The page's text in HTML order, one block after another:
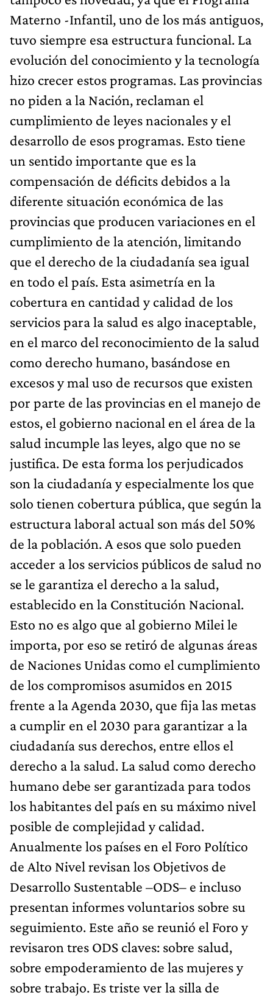
Materno -Infantil, uno de los más antiguos,
tuvo siempre esa estructura funcional. La
evolución del conocimiento y la tecnología
hizo crecer estos programas. Las provincias
no piden a la Nación, reclaman el
cumplimiento de leyes nacionales y el
desarrollo de esos programas. Esto tiene
un sentido importante que es la
compensación de déficits debidos a la
diferente situación económica de las
provincias que producen variaciones en el
cumplimiento de la atención, limitando
que el derecho de la ciudadanía sea igual
en todo el país. Esta asimetría en la
cobertura en cantidad y calidad de los
servicios para la salud es algo inaceptable,
en el marco del reconocimiento de la salud
como derecho humano, basándose en
excesos y mal uso de recursos que existen
por parte de las provincias en el manejo de
estos, el gobierno nacional en el área de la
salud incumple las leyes, algo que no se
justifica. De esta forma los perjudicados
son la ciudadanía y especialmente los que
solo tienen cobertura pública, que según la
estructura laboral actual son más del 50%
de la población. A esos que solo pueden
acceder a los servicios públicos de salud no
se le garantiza el derecho a la salud,
establecido en la Constitución Nacional.
Esto no es algo que al gobierno Milei le
importa, por eso se retiró de algunas áreas
de Naciones Unidas como el cumplimiento
de los compromisos asumidos en 2015
frente a la Agenda 2030, que fija las metas
a cumplir en el 2030 para garantizar a la
ciudadanía sus derechos, entre ellos el
derecho a la salud. La salud como derecho
humano debe ser garantizada para todos
los habitantes del país en su máximo nivel
posible de complejidad y calidad.
Anualmente los países en el Foro Político
de Alto Nivel revisan los Objetivos de
Desarrollo Sustentable –ODS– e incluso
presentan informes voluntarios sobre su
seguimiento. Este año se reunió el Foro y
revisaron tres ODS claves: sobre salud,
sobre empoderamiento de las mujeres y
sobre trabajo. Es triste ver la silla de